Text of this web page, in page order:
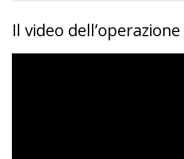
Il video dell’operazione